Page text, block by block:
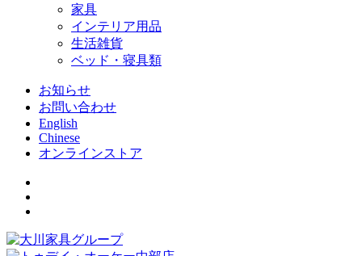
家具
インテリア用品
生活雑貨
ベッド・寝具類
お知らせ
お問い合わせ
English
Chinese
オンラインストア